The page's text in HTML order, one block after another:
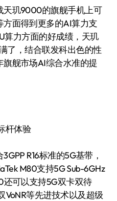
玑9000的旗舰手机上可
面得到更多的AI算力支
算力方面的好成绩，天玑
了，结合联发科出色的性
舰市场AI综合水准的提
杆体验
R16标准的5G基带，
M80支持5G Sub-6GHz
可以支持5G双卡双待
VoNR等先进技术以及超级